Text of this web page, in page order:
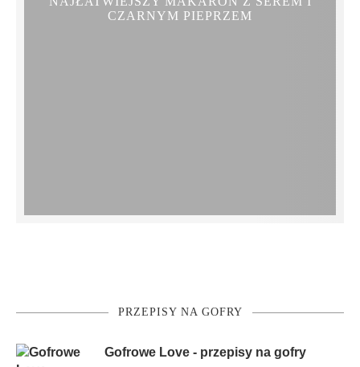
CZARNYM PIEPRZEM
PRZEPISY NA GOFRY
Gofrowe Love - przepisy na gofry